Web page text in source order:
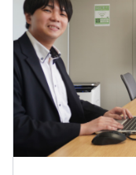
を構築していきます。
「仕事や職場の人間
りたいことや、会社
ングして、
安心して働けるよう
※上記月給には固定
～）超過分は別途支
【年収例】
450万円／入社5年目
550万円／入社9年目
給与(想定年収) 400